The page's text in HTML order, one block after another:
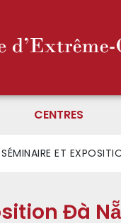
CENTRES
SÉMINAIRE ET
Đà